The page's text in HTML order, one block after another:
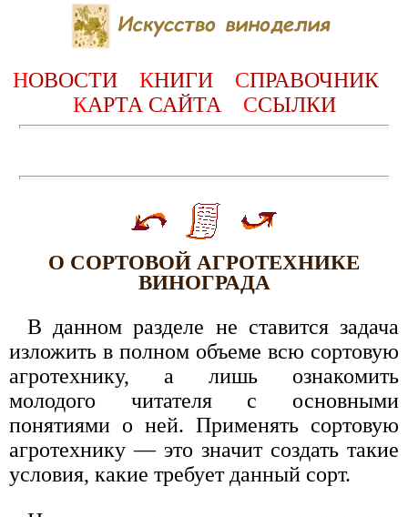
НОВОСТИ КНИГИ СПРАВОЧНИК
КАРТА САЙТА ССЫЛКИ
О СОРТОВОЙ АГРОТЕХНИКЕ
ВИНОГРАДА
В данном разделе не ставится задача
изложить в полном объеме всю сортовую
агротехнику, а лишь ознакомить
молодого читателя с основными
понятиями о ней. Применять сортовую
агротехнику — это значит создать такие
условия, какие требует данный сорт.